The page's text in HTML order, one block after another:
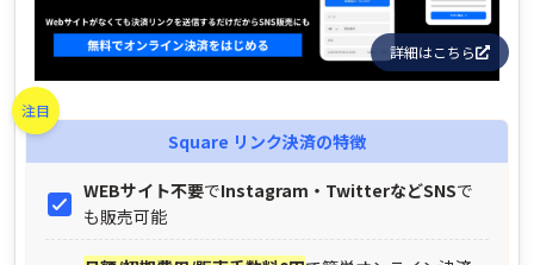
詳細はこちら
注目
Square リンク決済の特徴
WEBサイト不要でInstagram・TwitterなどSNSで
も販売可能